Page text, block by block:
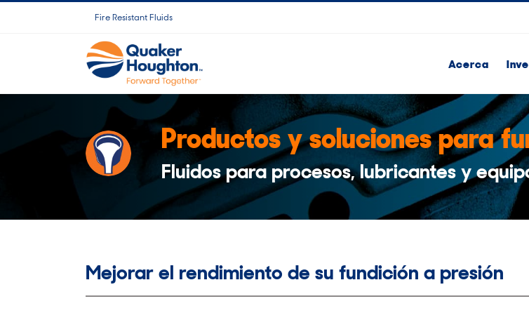
Fire Resistant Fluids
Acerca
Productos y soluciones para
Fluidos para procesos, lubricantes y
Mejorar el rendimiento de su fundición a presión